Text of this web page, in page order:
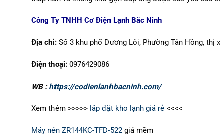
Công Ty TNHH Cơ Điện Lạnh Bắc Ninh
Địa chỉ: Số 3 khu phố Dương Lôi, Phường Tân Hồng, thị
Điện thoại: 0976429086
WB :https://codienlanhbacninh.com/
Xem thêm >>>>> lắp đặt kho lạnh giá rẻ <<<<
Máy nén ZR144KC-TFD-522 giá mềm